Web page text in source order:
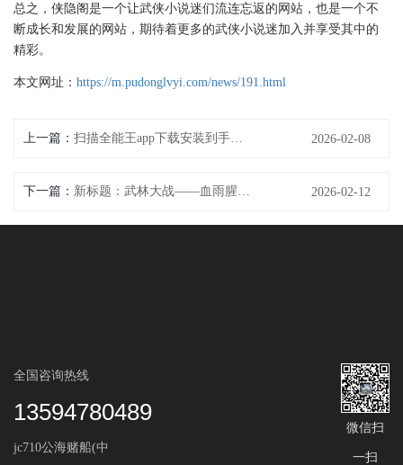
总之，侠隐阁是一个让武侠小说迷们流连忘返的网站，也是一个不
断成长和发展的网站，期待着更多的武侠小说迷加入并享受其中的
精彩。
本文网址： https://m.pudonglvyi.com/news/191.html
上一篇： 2026-02-08
下一篇： 2026-02-12
全国咨询热线
13594780489
jc710公海赌船(中
微信扫
一扫